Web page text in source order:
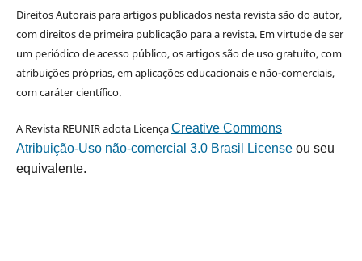
Direitos Autorais para artigos publicados nesta revista são do autor,
com direitos de primeira publicação para a revista. Em virtude de ser
um periódico de acesso público, os artigos são de uso gratuito, com
atribuições próprias, em aplicações educacionais e não-comerciais,
com caráter científico.
A Revista REUNIR adota LicençaCreative Commons
Atribuição-Uso não-comercial 3.0 Brasil Licenseou seu
equivalente.